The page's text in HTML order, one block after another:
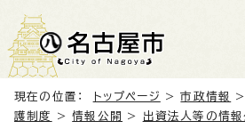
現在の位置： トップページ >市政情報 >
護制度
>情報公開 > 出資法人等の情報